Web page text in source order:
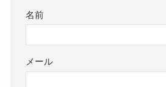
名前
メール